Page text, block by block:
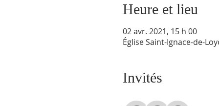
Heure et lieu
02 avr. 2021, 15 h 00
Église Saint-Ignace-de-
Invités